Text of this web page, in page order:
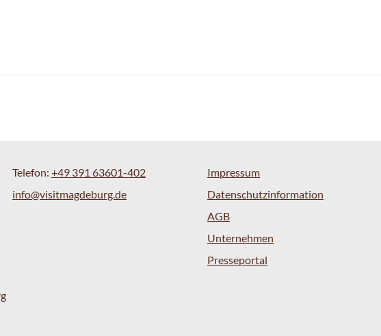
Telefon: +49 391 63601-402
info@visitmagdeburg.de
Impressum
Datenschutzinformation
AGB
Unternehmen
Presseportal